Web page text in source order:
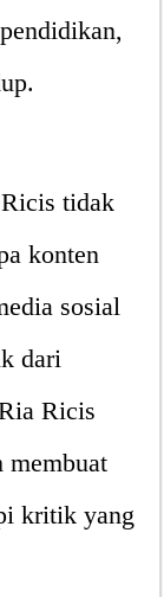
tidak
konten
sosial
dari
Ricis
membuat
kritik yang